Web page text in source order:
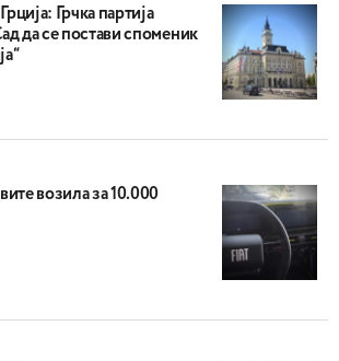
Грчка партија
да се постави споменик
возила за 10.000